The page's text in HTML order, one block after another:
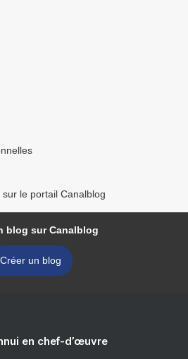
le portail Canalblog
blog sur Canalblog
Créer un blog
en chef-d’œuvre